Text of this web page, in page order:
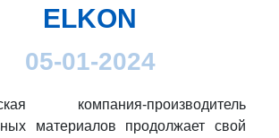
ELKON
05-01-2024
компания-производитель
материалов продолжает свой